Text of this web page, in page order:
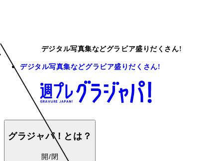
デジタル写真集などグラビア盛りだくさん!
デジタル写真集などグラビア盛りだくさん!
グラジャパ！とは？
開/閉